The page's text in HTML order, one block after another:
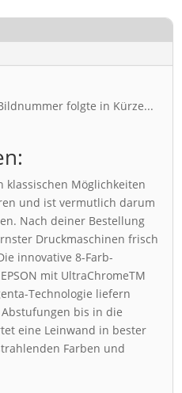
folgte in Kürze...
klassischen Möglichkeiten
und ist vermutlich darum
Nach deiner Bestellung
Druckmaschinen frisch
innovative 8-Farb-
mit UltraChromeTM
Technologie liefern
bis in die
eine Leinwand in bester
Farben und